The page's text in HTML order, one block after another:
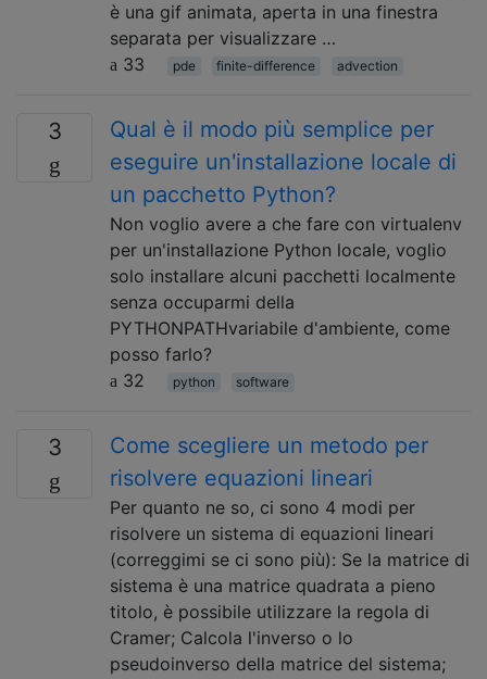
è una gif animata, aperta in una finestra
separata per visualizzare …
33
pde finite-difference advection
3
Qual è il modo più semplice per
eseguire un'installazione locale di
un pacchetto Python?
Non voglio avere a che fare con virtualenv
per un'installazione Python locale, voglio
solo installare alcuni pacchetti localmente
senza occuparmi della
PYTHONPATHvariabile d'ambiente, come
posso farlo?
32
python software
3
Come scegliere un metodo per
risolvere equazioni lineari
Per quanto ne so, ci sono 4 modi per
risolvere un sistema di equazioni lineari
(correggimi se ci sono più): Se la matrice di
sistema è una matrice quadrata a pieno
titolo, è possibile utilizzare la regola di
Cramer; Calcola l'inverso o lo
pseudoinverso della matrice del sistema;